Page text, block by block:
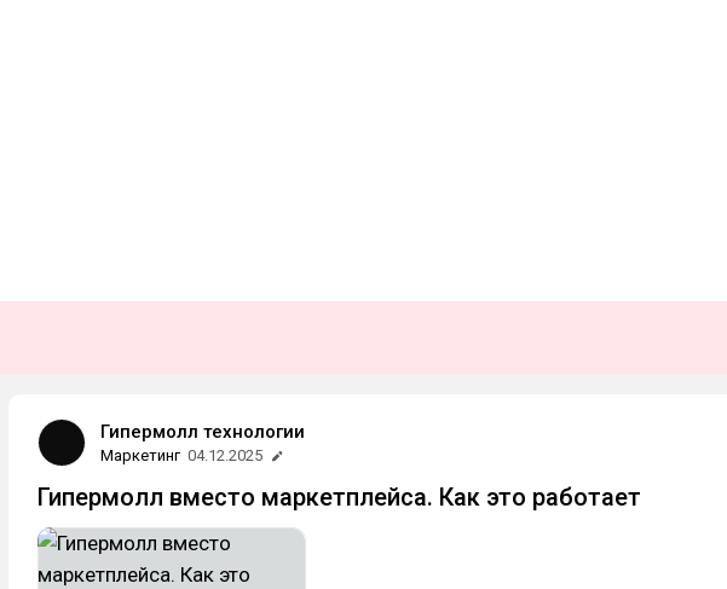
Гипермолл технологии
Маркетинг 04.12.2025
Гипермолл вместо маркетплейса. Как это работает